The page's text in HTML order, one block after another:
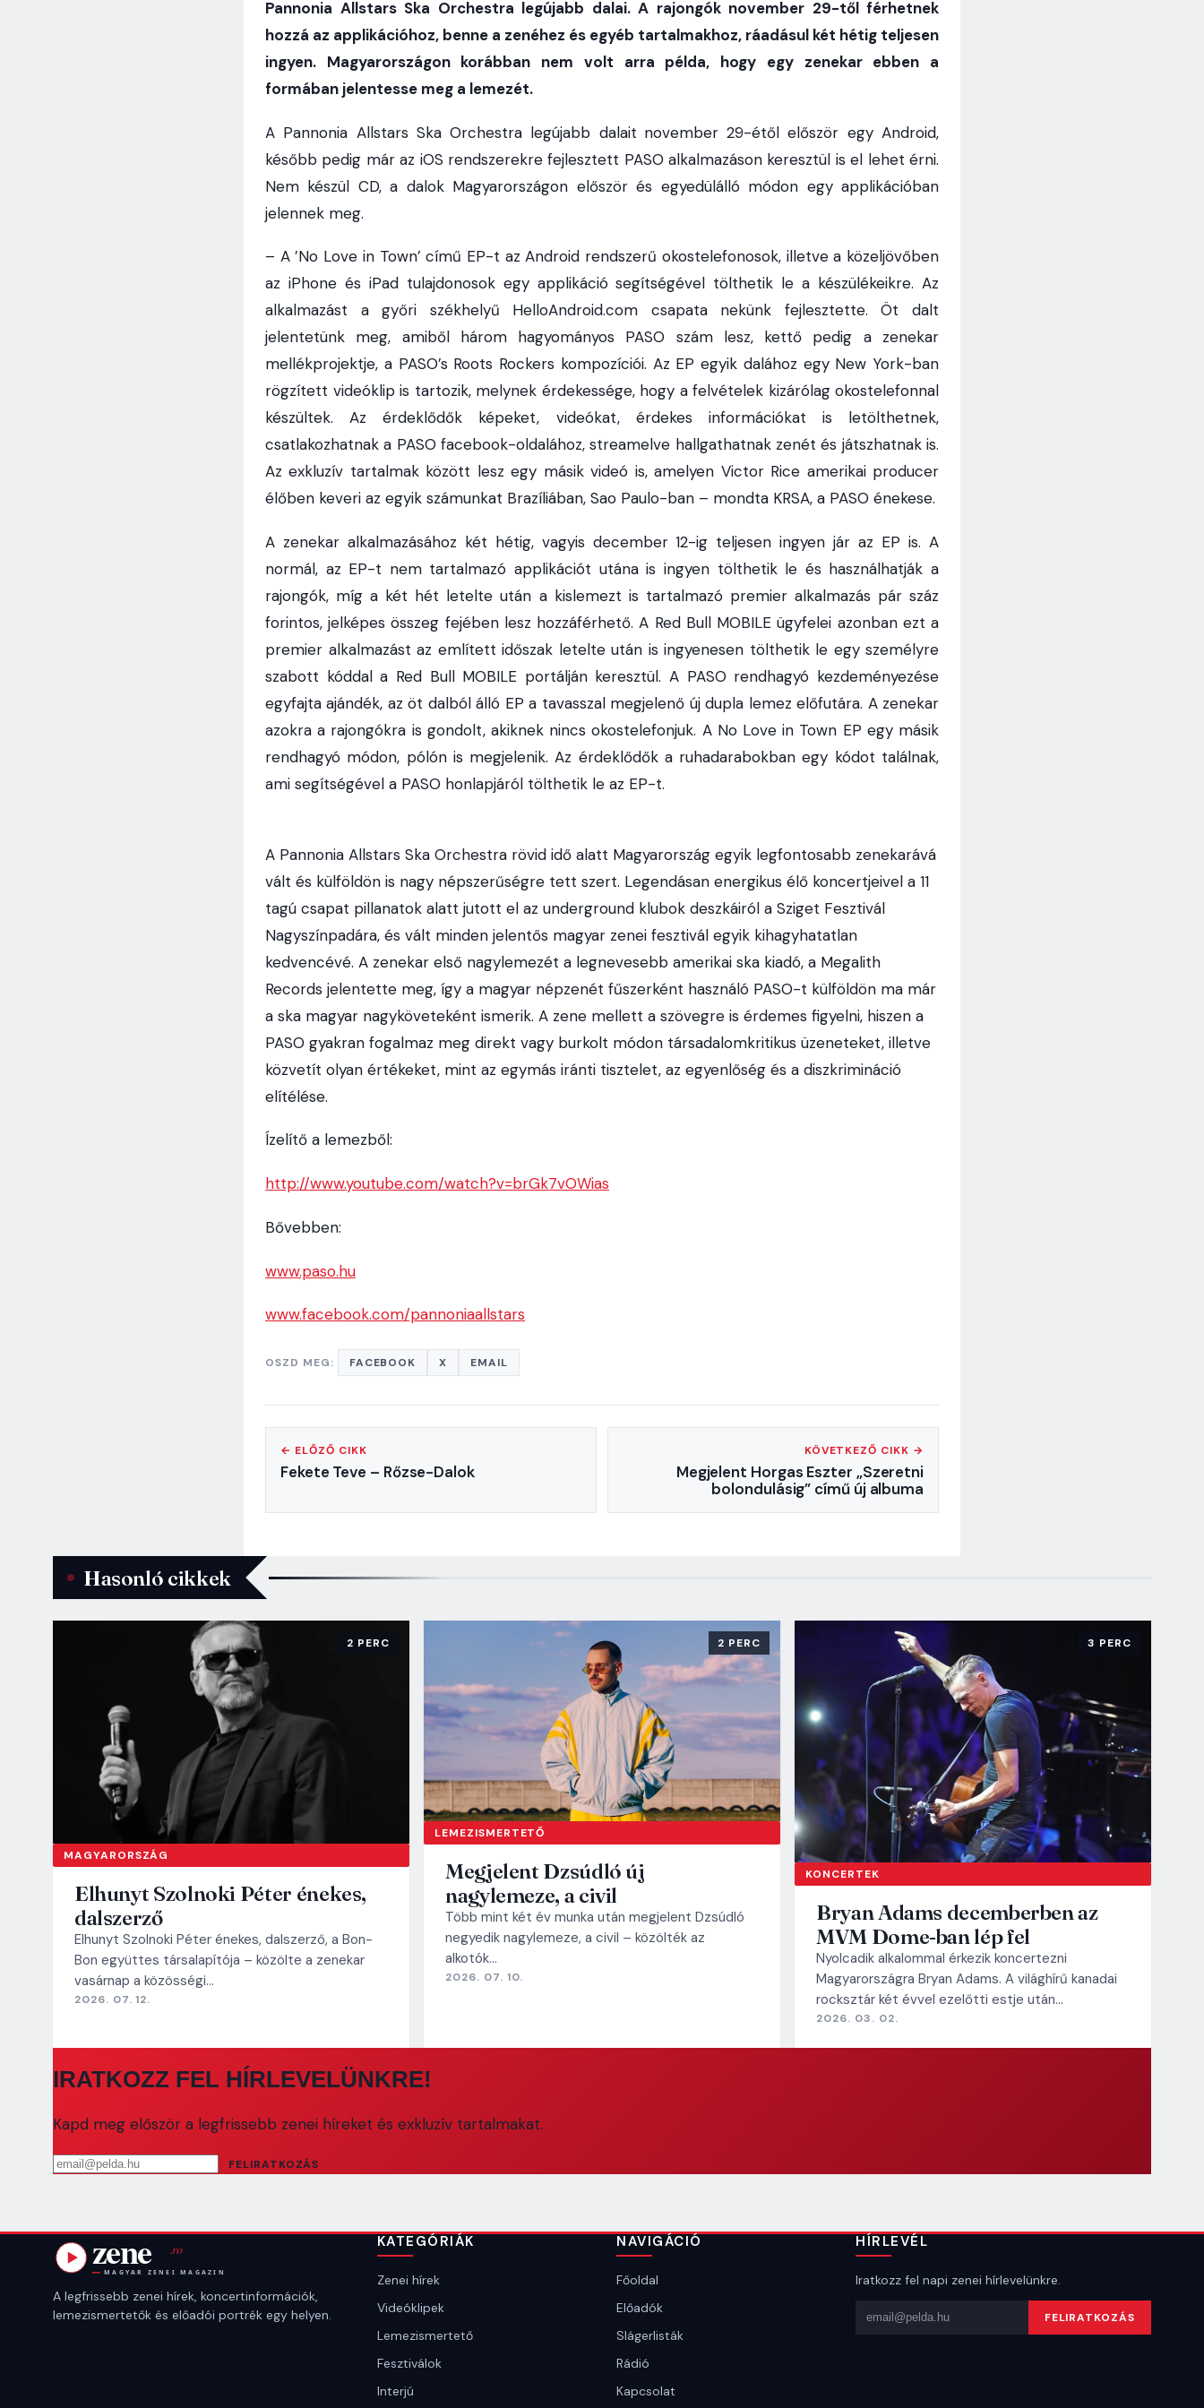
Pannonia Allstars Ska Orchestra legújabb dalai. A rajongók november 29-től férhetnek
hozzá az applikációhoz, benne a zenéhez és egyéb tartalmakhoz, ráadásul két hétig teljesen
ingyen. Magyarországon korábban nem volt arra példa, hogy egy zenekar ebben a
formában jelentesse meg a lemezét.
A Pannonia Allstars Ska Orchestra legújabb dalait november 29-étől először egy Android,
később pedig már az iOS rendszerekre fejlesztett PASO alkalmazáson keresztül is el lehet érni.
Nem készül CD, a dalok Magyarországon először és egyedülálló módon egy applikációban
jelennek meg.
– A ’No Love in Town’ című EP-t az Android rendszerű okostelefonosok, illetve a közeljövőben
az iPhone és iPad tulajdonosok egy applikáció segítségével tölthetik le a készülékeikre. Az
alkalmazást a győri székhelyű HelloAndroid.com csapata nekünk fejlesztette. Öt dalt
jelentetünk meg, amiből három hagyományos PASO szám lesz, kettő pedig a zenekar
mellékprojektje, a PASO’s Roots Rockers kompozíciói. Az EP egyik dalához egy New York-ban
rögzített videóklip is tartozik, melynek érdekessége, hogy a felvételek kizárólag okostelefonnal
készültek. Az érdeklődők képeket, videókat, érdekes információkat is letölthetnek,
csatlakozhatnak a PASO facebook-oldalához, streamelve hallgathatnak zenét és játszhatnak is.
Az exkluzív tartalmak között lesz egy másik videó is, amelyen Victor Rice amerikai producer
élőben keveri az egyik számunkat Brazíliában, Sao Paulo-ban – mondta KRSA, a PASO énekese.
A zenekar alkalmazásához két hétig, vagyis december 12-ig teljesen ingyen jár az EP is. A
normál, az EP-t nem tartalmazó applikációt utána is ingyen tölthetik le és használhatják a
rajongók, míg a két hét letelte után a kislemezt is tartalmazó premier alkalmazás pár száz
forintos, jelképes összeg fejében lesz hozzáférhető. A Red Bull MOBILE ügyfelei azonban ezt a
premier alkalmazást az említett időszak letelte után is ingyenesen tölthetik le egy személyre
szabott kóddal a Red Bull MOBILE portálján keresztül. A PASO rendhagyó kezdeményezése
egyfajta ajándék, az öt dalból álló EP a tavasszal megjelenő új dupla lemez előfutára. A zenekar
azokra a rajongókra is gondolt, akiknek nincs okostelefonjuk. A No Love in Town EP egy másik
rendhagyó módon, pólón is megjelenik. Az érdeklődők a ruhadarabokban egy kódot találnak,
ami segítségével a PASO honlapjáról tölthetik le az EP-t.
A Pannonia Allstars Ska Orchestra rövid idő alatt Magyarország egyik legfontosabb zenekarává
vált és külföldön is nagy népszerűségre tett szert. Legendásan energikus élő koncertjeivel a 11
tagú csapat pillanatok alatt jutott el az underground klubok deszkáiról a Sziget Fesztivál
Nagyszínpadára, és vált minden jelentős magyar zenei fesztivál egyik kihagyhatatlan
kedvencévé. A zenekar első nagylemezét a legnevesebb amerikai ska kiadó, a Megalith
Records jelentette meg, így a magyar népzenét fűszerként használó PASO-t külföldön ma már
a ska magyar nagyköveteként ismerik. A zene mellett a szövegre is érdemes figyelni, hiszen a
PASO gyakran fogalmaz meg direkt vagy burkolt módon társadalomkritikus üzeneteket, illetve
közvetít olyan értékeket, mint az egymás iránti tisztelet, az egyenlőség és a diszkrimináció
elítélése.
Ízelítő a lemezből:
http://www.youtube.com/watch?v=brGk7vOWias
Bővebben:
www.paso.hu
www.facebook.com/pannoniaallstars
OSZD MEG: FACEBOOK X EMAIL
← ELŐZŐ CIKK
Fekete Teve – Rőzse-Dalok
KÖVETKEZŐ CIKK →
Megjelent Horgas Eszter „Szeretni
bolondulásig” című új albuma
Hasonló cikkek
MAGYARORSZÁG
2 PERC
Elhunyt Szolnoki Péter énekes,
dalszerző
Elhunyt Szolnoki Péter énekes, dalszerző, a Bon-
Bon együttes társalapítója – közölte a zenekar
vasárnap a közösségi…
2026. 07. 12.
LEMEZISMERTETŐ
2 PERC
Megjelent Dzsúdló új
nagylemeze, a civil
Több mint két év munka után megjelent Dzsúdló
negyedik nagylemeze, a civil – közölték az
alkotók…
2026. 07. 10.
KONCERTEK
3 PERC
Bryan Adams decemberben az
MVM Dome-ban lép fel
Nyolcadik alkalommal érkezik koncertezni
Magyarországra Bryan Adams. A világhírű kanadai
rocksztár két évvel ezelőtti estje után…
2026. 03. 02.
IRATKOZZ FEL HÍRLEVELÜNKRE!
Kapd meg először a legfrissebb zenei híreket és exkluzív tartalmakat.
Email cím
FELIRATKOZÁS
A legfrissebb zenei hírek, koncertinformációk,
lemezismertetők és előadói portrék egy helyen.
KATEGÓRIÁK
Zenei hírek
Videóklipek
Lemezismertető
Fesztiválok
Interjú
NAVIGÁCIÓ
Főoldal
Előadók
Slágerlisták
Rádió
Kapcsolat
HÍRLEVÉL
Iratkozz fel napi zenei hírlevelünkre.
Email cím FELIRATKOZÁS